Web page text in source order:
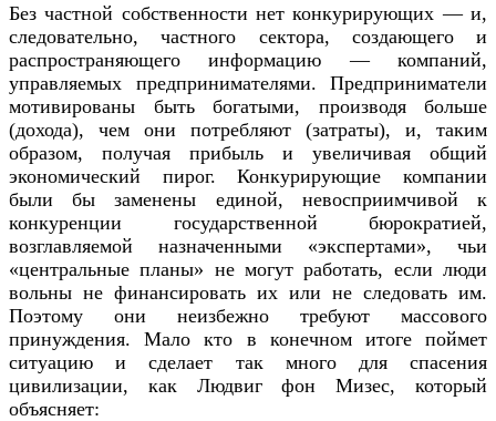
Без частной собственности нет конкурирующих — и,
следовательно, частного сектора, создающего и
распространяющего информацию — компаний,
управляемых предпринимателями. Предприниматели
мотивированы быть богатыми, производя больше
(дохода), чем они потребляют (затраты), и, таким
образом, получая прибыль и увеличивая общий
экономический пирог. Конкурирующие компании
были бы заменены единой, невосприимчивой к
конкуренции государственной бюрократией,
возглавляемой назначенными «экспертами», чьи
«центральные планы» не могут работать, если люди
вольны не финансировать их или не следовать им.
Поэтому они неизбежно требуют массового
принуждения. Мало кто в конечном итоге поймет
ситуацию и сделает так много для спасения
цивилизации, как Людвиг фон Мизес, который
объясняет: